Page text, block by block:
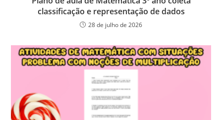
classificação e representação de dados
28 de julho de 2026